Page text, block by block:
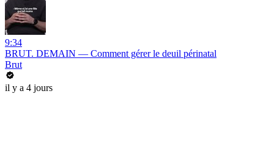
9:34
BRUT. DEMAIN — Comment gérer le deuil périnatal
Brut
il y a 4 jours